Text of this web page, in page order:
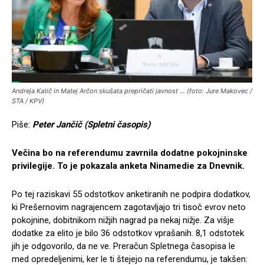
Andreja Katič in Matej Arčon skušata prepričati javnost ... (foto: Jure Makovec /
STA / KPV)
Piše: Peter Jančič (Spletni časopis)
Večina bo na referendumu zavrnila dodatne pokojninske
privilegije. To je pokazala anketa Ninamedie za Dnevnik.
Po tej raziskavi 55 odstotkov anketiranih ne podpira dodatkov,
ki Prešernovim nagrajencem zagotavljajo tri tisoč evrov neto
pokojnine, dobitnikom nižjih nagrad pa nekaj nižje. Za višje
dodatke za elito je bilo 36 odstotkov vprašanih. 8,1 odstotek
jih je odgovorilo, da ne ve. Preračun Spletnega časopisa le
med opredeljenimi, ker le ti štejejo na referendumu, je takšen: